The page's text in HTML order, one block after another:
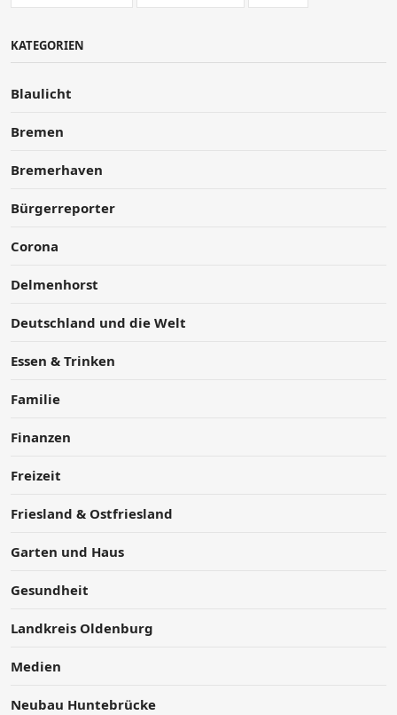
KATEGORIEN
Blaulicht
Bremen
Bremerhaven
Bürgerreporter
Corona
Delmenhorst
Deutschland und die Welt
Essen & Trinken
Familie
Finanzen
Freizeit
Friesland & Ostfriesland
Garten und Haus
Gesundheit
Landkreis Oldenburg
Medien
Neubau Huntebrücke